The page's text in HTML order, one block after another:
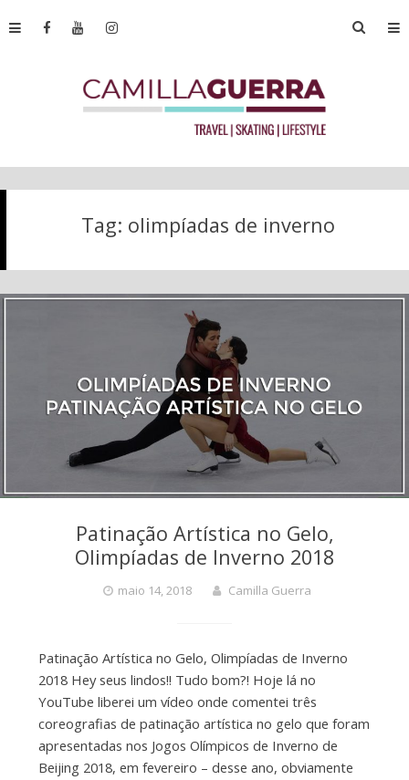
Tag: olimpíadas de inverno
Patinação Artística no Gelo,
Olimpíadas de Inverno 2018
maio 14, 2018 Camilla Guerra
Patinação Artística no Gelo, Olimpíadas de Inverno
2018 Hey seus lindos!! Tudo bom?! Hoje lá no
YouTube liberei um vídeo onde comentei três
coreografias de patinação artística no gelo que foram
apresentadas nos Jogos Olímpicos de Inverno de
Beijing 2018, em fevereiro – desse ano, obviamente